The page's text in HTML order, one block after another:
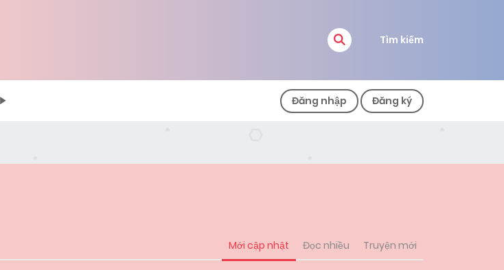
Tìm kiếm
Đăng nhập Đăng ký
Mới cập nhật Đọc nhiều Truyện mới